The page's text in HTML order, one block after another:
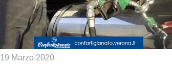
19 Marzo 2020